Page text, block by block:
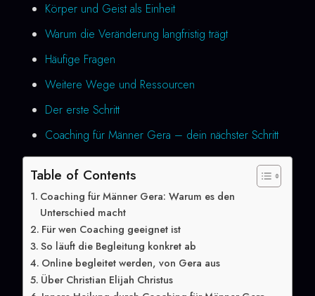
Körper und Geist als Einheit
Warum die Veränderung langfristig trägt
Häufige Fragen
Weitere Wege und Ressourcen
Der erste Schritt
Coaching für Männer Gera – dein nächster Schritt
Table of Contents
Coaching für Männer Gera: Warum es den
Unterschied macht
Für wen Coaching geeignet ist
So läuft die Begleitung konkret ab
Online begleitet werden, von Gera aus
Über Christian Elijah Christus